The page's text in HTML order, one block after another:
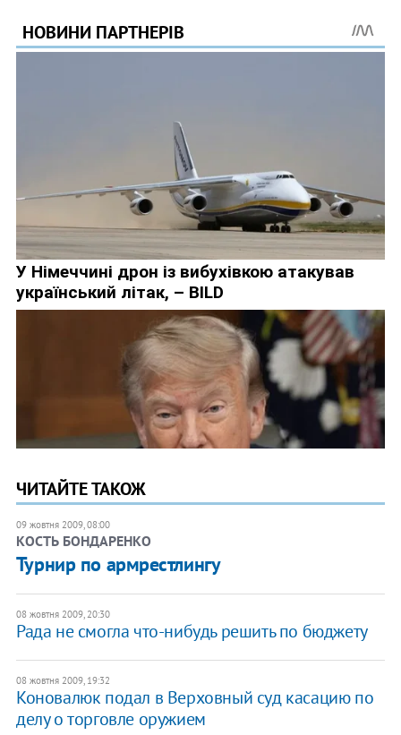
ЧИТАЙТЕ ТАКОЖ
09 жовтня 2009, 08:00
КОСТЬ БОНДАРЕНКО
Турнир по армрестлингу
08 жовтня 2009, 20:30
Рада не смогла что-нибудь решить по бюджету
08 жовтня 2009, 19:32
Коновалюк подал в Верховный суд касацию по
делу о торговле оружием